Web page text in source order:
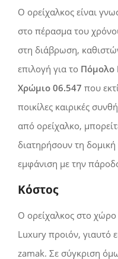
Ο ορείχαλκος είναι
στο πέρασμα του
στη διάβρωση,
επιλογή για το Πόμολο
Χρώμιο 06.547 που
ποικίλες καιρικές
από ορείχαλκο,
διατηρήσουν τη δομική
εμφάνιση με την
Κόστος
Ο ορείχαλκος στο χώρο
Luxury προιόν, γιαυτό
zamak. Σε σύγκριση